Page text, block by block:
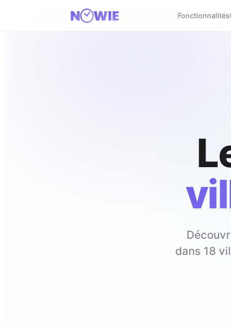
Fonctionnalités
dans 18